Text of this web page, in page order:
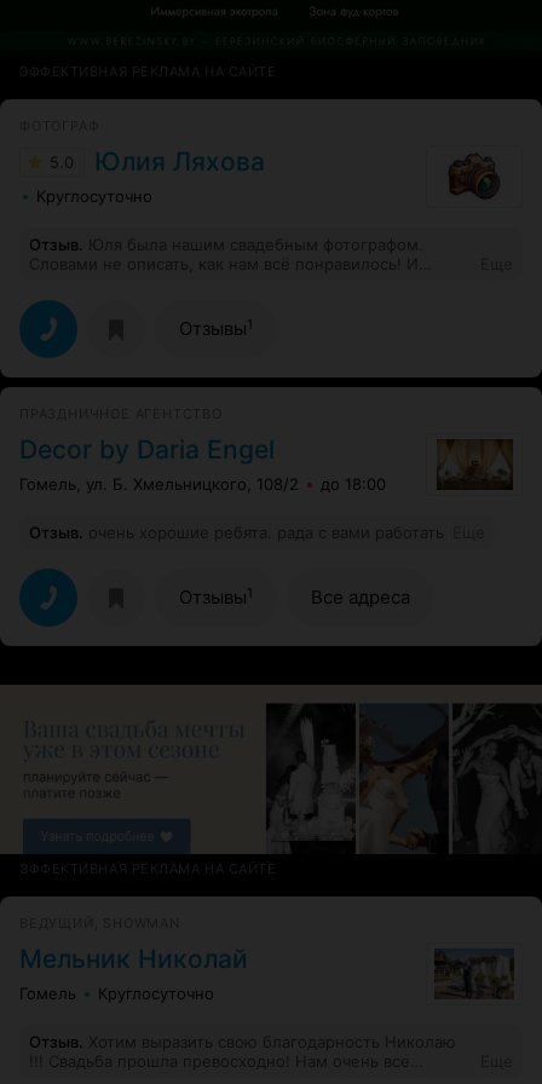
ЭФФЕКТИВНАЯ РЕКЛАМА НА САЙТЕ
5.0 Юлия Ляхова
Круглосуточно
Отзыв.
Юля была нашим свадебным фотографом.
Словами не описать, как нам всё понравилось! И
благодарность, было сюрпризом
Отзывы1
Decor by Daria Engel
Гомель, ул. Б. Хмельницкого, 108/2 до 18:00
Отзыв. очень хорошие ребята. рада с вами работать
Отзывы1 Все адреса
ЭФФЕКТИВНАЯ РЕКЛАМА НА САЙТЕ
Мельник Николай
Гомель Круглосуточно
Отзыв.
Хотим выразить свою благодарность Николаю
!!! Свадьба прошла превосходно! Нам очень все